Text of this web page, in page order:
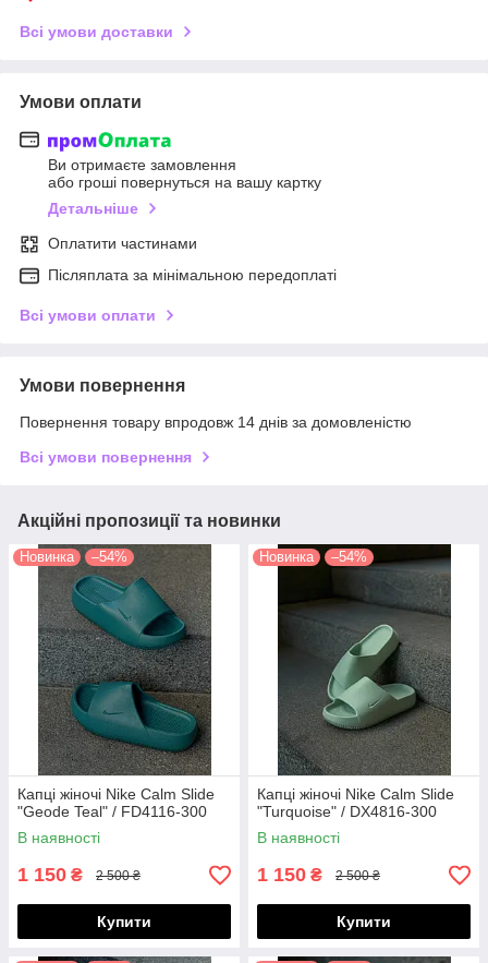
Всі умови доставки
Умови оплати
Ви отримаєте замовлення
або гроші повернуться на вашу картку
Детальніше
Оплатити частинами
Післяплата за мінімальною передоплаті
Всі умови оплати
Умови повернення
Повернення товару впродовж 14 днів за домовленістю
Всі умови повернення
Акційні пропозиції та новинки
Новинка –54%
Капці жіночі Nike Calm Slide
"Geode Teal" / FD4116-300
В наявності
1 150 ₴ 2 500 ₴
Купити
Новинка –54%
Капці жіночі Nike Calm Slide
"Turquoise" / DX4816-300
В наявності
1 150 ₴ 2 500 ₴
Купити